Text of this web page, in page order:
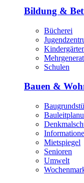
Bildung &
Bücherei
Schulen
Bauen &
Mietspiegel
Senioren
Umwelt